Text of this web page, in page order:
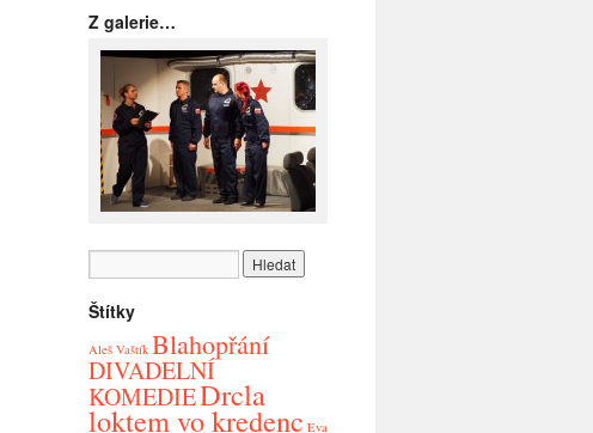
Z galerie…
Štítky
Aleš Vaštík Blahopřání
DIVADELNÍ
KOMEDIEDrcla
loktem vo kredenc Eva